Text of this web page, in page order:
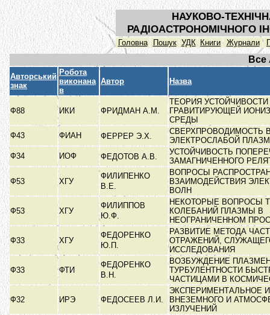
НАУКОВО-
РАДІОАСТРОНОМІЧНОГО
Головна Пошук УДК Книги Журнали
Все
Авторський
знак
Робота
виконана
в
Автор Назва
Ф88 ИКИ ФРИДМАН А.М.
ТЕОРИЯ УСТОЙЧИВОСТИ
ГРАВИТИРУЮЩЕЙ
СРЕДЫ
Ф43
ФИАН ФЕРРЕР Э.Х.
СВЕРХПРОВОДИМОСТЬ
ЭЛЕКТРОСЛАБОЙ
Ф34
ИОФ ФЕДОТОВ А.В.
УСТОЙЧИВОСТЬ
ЗАМАГНИЧЕННОГО
Ф53 ХГУ
ФИЛИПЕНКО
В.Е.
ВОПРОСЫ
ВЗАИМОДЕЙСТВИЯ
ВОЛН
Ф53 ХГУ
ФИЛИППОВ
Ю.Ф.
НЕКОТОРЫЕ ВОПРОСЫ
КОЛЕБАНИЙ ПЛАЗМЫ В
НЕОГРАНИЧЕННОМ
Ф33 ХГУ
ФЕДОРЕНКО
Ю.П.
РАЗВИТИЕ МЕТОДА
ОТРАЖЕНИЙ,
ИССЛЕДОВАНИЯ
Ф33 ФТИ
ФЕДОРЕНКО
В.Н.
ВОЗБУЖДЕНИЕ
ТУРБУЛЕНТНОСТИ
ЧАСТИЦАМИ В
Ф32 ИРЭ ФЕДОСЕЕВ Л.И.
ЭКСПЕРИМЕНТАЛЬНОЕ
ВНЕЗЕМНОГО И
ИЗЛУЧЕНИЙ